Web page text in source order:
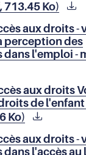
713.45 Ko)
aux droits -
perception des
l'emploi -
aux droits
de l'enfant
Ko)
aux droits -
l'accès au